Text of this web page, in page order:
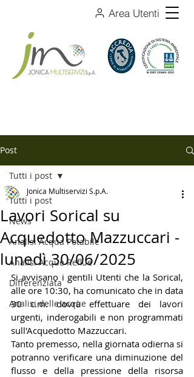
Area Utenti
Post
Tutti i post
News
Analisi Acqua Potabile
Analisi Acque Reflue
Differenziata
Analisi delle acque
Tutti i post
Lavori Sorical su
Acquedotto Mazzuccari -
lunedì 30/06/2025
Jonica Multiservizi S.p.A.
Si avvisano i gentili Utenti che la Sorical,
alle ore 10:30, ha comunicato che in data
30 c.m. dovrà effettuare dei lavori
urgenti, inderogabili e non programmati
sull'Acquedotto Mazzuccari.
Tanto premesso, nella giornata odierna si
potranno verificare una diminuzione del
flusso e della pressione della risorsa